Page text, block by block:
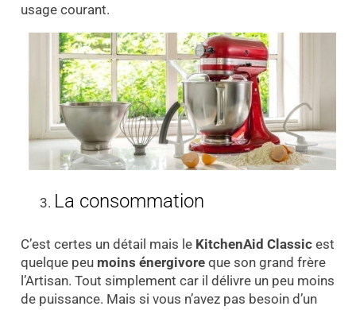
usage courant.
La consommation
C’est certes un détail mais le KitchenAid Classicest
quelque peu moins énergivoreque son grand frère
l’Artisan. Tout simplement car il délivre un peu moins
de puissance. Mais si vous n’avez pas besoin d’un